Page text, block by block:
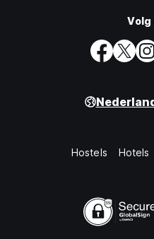
Volg
Hostels Hotels